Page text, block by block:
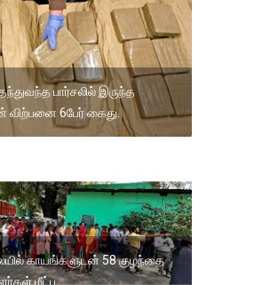
பார்சலில் இருந்த
விற்பனை 6பேர் கைது.
காயங்களுடன் 58 குழந்தை
மீட்பு.